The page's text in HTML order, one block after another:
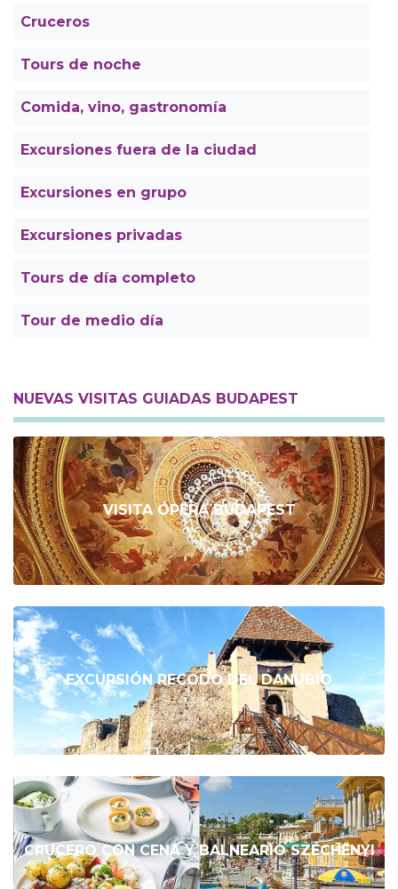
Cruceros
Tours de noche
Comida, vino, gastronomía
Excursiones fuera de la ciudad
Excursiones en grupo
Excursiones privadas
Tours de día completo
Tour de medio día
NUEVAS VISITAS GUIADAS BUDAPEST
VISITA ÓPERA BUDAPEST
EXCURSIÓN RECODO DEL DANUBIO
CRUCERO CON CENA Y BALNEARIO SZÉCHENYI